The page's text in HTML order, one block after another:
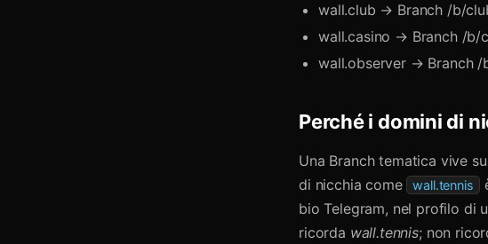
wall.club → Branch /b/
wall.casino → Branch /b/
wall.observer → Branch /
Perché i domini di
Una Branch tematica vive su
di nicchia come
wall.tennis
bio Telegram, nel profilo di
ricorda wall.tennis; non